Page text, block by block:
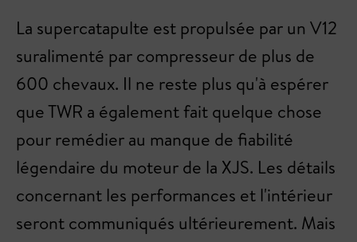
La supercatapulte est propulsée par un V12
suralimenté par compresseur de plus de
600 chevaux. Il ne reste plus qu'à espérer
que TWR a également fait quelque chose
pour remédier au manque de fiabilité
légendaire du moteur de la XJS. Les détails
concernant les performances et l'intérieur
seront communiqués ultérieurement. Mais